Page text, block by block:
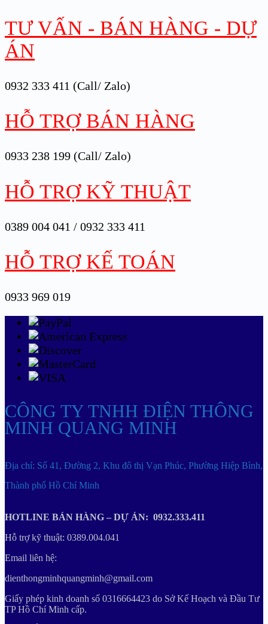
TƯ VẤN - BÁN HÀNG - DỰ
ÁN
0932 333 411 (Call/ Zalo)
HỖ TRỢ BÁN HÀNG
0933 238 199 (Call/ Zalo)
HỖ TRỢ KỸ THUẬT
0389 004 041 / 0932 333 411
HỖ TRỢ KẾ TOÁN
0933 969 019
CÔNG TY TNHH ĐIỆN THÔNG
MINH QUANG MINH
Địa chỉ: Số 41, Đường 2, Khu đô thị Vạn Phúc, Phường Hiệp Bình,
Thành phố Hồ Chí Minh
HOTLINE BÁN HÀNG – DỰ ÁN: 0932.333.411
Hỗ trợ kỹ thuật: 0389.004.041
Email liên hệ:
dienthongminhquangminh@gmail.com
Giấy phép kinh doanh số 0316664423 do Sở Kế Hoạch và Đầu Tư
TP Hồ Chí Minh cấp.